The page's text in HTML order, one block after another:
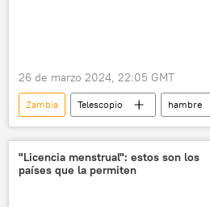
26 de marzo 2024, 22:05 GMT
Zambia Telescopio
hambre
trigo
Malaui
Zimbabue
🌍 África
cambio climático
"Licencia menstrual": estos son los
países que la permiten